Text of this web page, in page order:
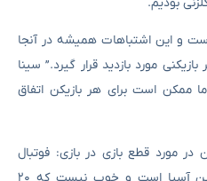
و این اشتباهات همیشه در آنجا
مورد بازدید قرار گیرد.” سینا
ممکن است برای هر بازیکن اتفاق
در مورد قطع بازی در بازی: فوتبال